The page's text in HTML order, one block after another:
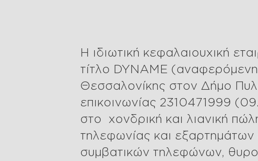
Η ιδιωτική κεφαλαιουχική
τίτλο DYNAME
Θεσσαλονίκης στον Δήμο
επικοινωνίας 2310471999
στο χονδρική και λιανική
τηλεφωνίας και
συμβατικών τηλεφώνων,